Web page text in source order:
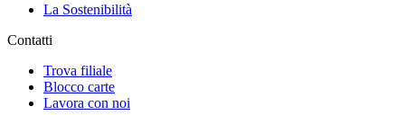
La Sostenibilità
Contatti
Trova filiale
Blocco carte
Lavora con noi